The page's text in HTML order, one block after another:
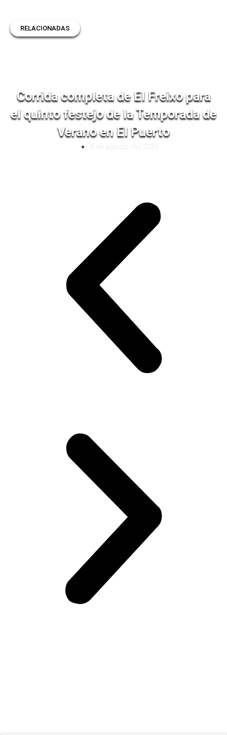
RELACIONADAS
Corrida completa de El Freixo para
el quinto festejo de la Temporada de
Verano en El Puerto